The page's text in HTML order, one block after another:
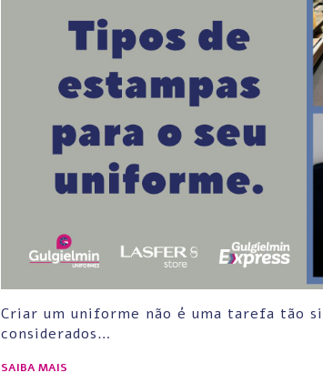
Criar um uniforme não é uma tarefa tão
considerados…
SAIBA MAIS